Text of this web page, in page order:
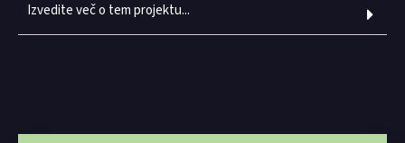
Izvedite več o tem projektu...